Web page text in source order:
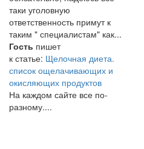
таки уголовную
ответственность примут к
таким " специалистам" как...
Гость пишет
к статье: Щелочная диета.
список ощелачивающих и
окисляющих продуктов
На каждом сайте все по-
разному....